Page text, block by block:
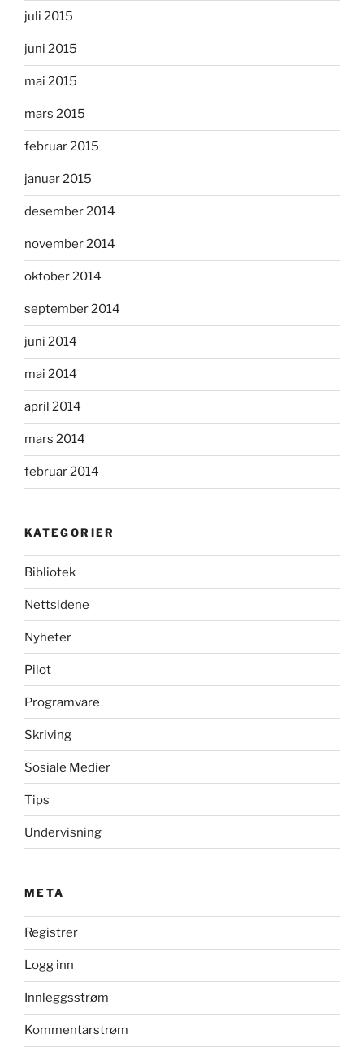
juli 2015
juni 2015
mai 2015
mars 2015
februar 2015
januar 2015
desember 2014
november 2014
oktober 2014
september 2014
juni 2014
mai 2014
april 2014
mars 2014
februar 2014
KATEGORIER
Bibliotek
Nettsidene
Nyheter
Pilot
Programvare
Skriving
Sosiale Medier
Tips
Undervisning
META
Registrer
Logg inn
Innleggsstrøm
Kommentarstrøm